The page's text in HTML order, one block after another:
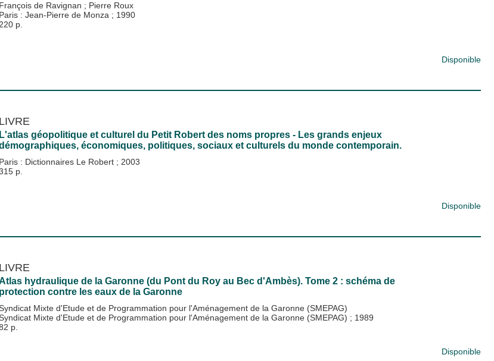
François de Ravignan ; Pierre Roux
Paris : Jean-Pierre de Monza ; 1990
220 p.
Disponible
LIVRE
L'atlas géopolitique et culturel du Petit Robert des noms propres - Les grands enjeux
économiques, politiques, sociaux et culturels du monde contemporain.
Paris : Dictionnaires Le Robert ; 2003
p.
Disponible
LIVRE
hydraulique de la Garonne (du Pont du Roy au Bec d'Ambès). Tome 2 : schéma de
protection contre les eaux de la Garonne
Mixte d'Etude et de Programmation pour l'Aménagement de la Garonne (SMEPAG)
Mixte d'Etude et de Programmation pour l'Aménagement de la Garonne (SMEPAG) ; 1989
p.
Disponible